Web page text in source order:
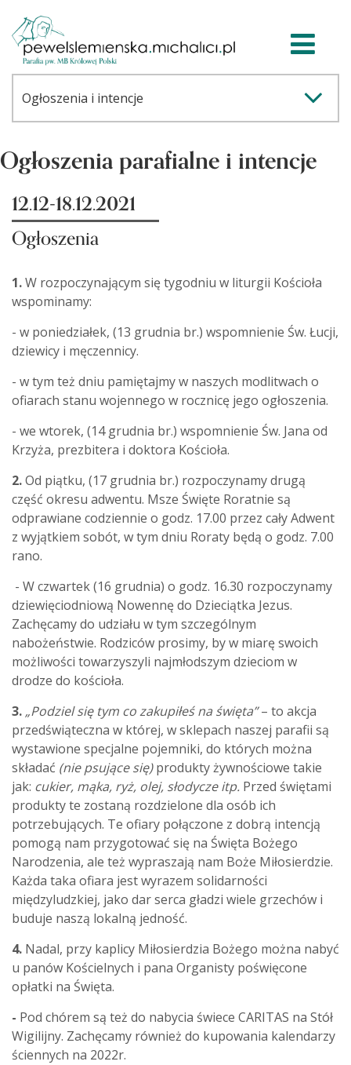
Ogłoszenia parafialne i intencje
12.12-18.12.2021
Ogłoszenia
1.W rozpoczynającym się tygodniu w liturgii Kościoła
wspominamy:
- w poniedziałek, (13 grudnia br.) wspomnienie Św. Łucji,
dziewicy i męczennicy.
- w tym też dniu pamiętajmy w naszych modlitwach o
ofiarach stanu wojennego w rocznicę jego ogłoszenia.
- we wtorek, (14 grudnia br.) wspomnienie Św. Jana od
Krzyża, prezbitera i doktora Kościoła.
2.Od piątku, (17 grudnia br.) rozpoczynamy drugą
część okresu adwentu. Msze Święte Roratnie są
odprawiane codziennie o godz. 17.00 przez cały Adwent
z wyjątkiem sobót, w tym dniu Roraty będą o godz. 7.00
rano.
- W czwartek (16 grudnia) o godz. 16.30 rozpoczynamy
dziewięciodniową Nowennę do Dzieciątka Jezus.
Zachęcamy do udziału w tym szczególnym
nabożeństwie. Rodziców prosimy, by w miarę swoich
możliwości towarzyszyli najmłodszym dzieciom w
drodze do kościoła.
3. „Podziel się tym co zakupiłeś na święta”– to akcja
przedświąteczna w której, w sklepach naszej parafii są
wystawione specjalne pojemniki, do których można
składać (nie psujące się)produkty żywnościowe takie
jak: cukier, mąka, ryż, olej, słodycze itp. Przed świętami
produkty te zostaną rozdzielone dla osób ich
potrzebujących. Te ofiary połączone z dobrą intencją
pomogą nam przygotować się na Święta Bożego
Narodzenia, ale też wypraszają nam Boże Miłosierdzie.
Każda taka ofiara jest wyrazem solidarności
międzyludzkiej, jako dar serca gładzi wiele grzechów i
buduje naszą lokalną jedność.
4. Nadal, przy kaplicy Miłosierdzia Bożego można nabyć
u panów Kościelnych i pana Organisty poświęcone
opłatki na Święta.
- Pod chórem są też do nabycia świece CARITAS na Stół
Wigilijny. Zachęcamy również do kupowania kalendarzy
ściennych na 2022r.